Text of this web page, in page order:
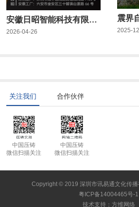
安徽日昭智能科技有限公司
2026-04-26
震界
2025-
关注我们 合作伙伴
中国压铸
微信扫描关注
中国压铸
微信扫描关注
Copyright © 2019 深圳市讯易通文化传
粤ICP备14004465号-1
技术支持： 方维网络